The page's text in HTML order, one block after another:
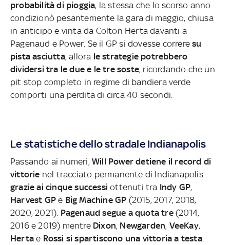
probabilità di pioggia, la stessa che lo scorso anno
condizionò pesantemente la gara di maggio, chiusa
in anticipo e vinta da Colton Herta davanti a
Pagenaud e Power. Se il GP si dovesse correresu
pista asciutta, allora le strategie potrebbero
dividersi tra le due e le tre soste, ricordando che un
pit stop completo in regime di bandiera verde
comporti una perdita di circa 40 secondi.
Le statistiche dello stradale Indianapolis
Passando ai numeri, Will Power detiene il record di
vittorie nel tracciato permanente di Indianapolis
grazie ai cinque successi ottenuti tra Indy GP,
Harvest GP e Big Machine GP (2015, 2017, 2018,
2020, 2021). Pagenaud segue a quota tre(2014,
2016 e 2019) mentre Dixon, Newgarden, VeeKay,
Herta e Rossi si spartiscono una vittoria a testa.